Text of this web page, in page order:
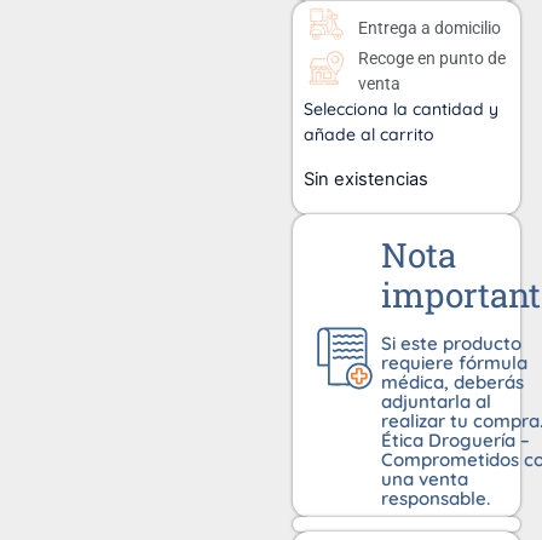
Entrega a domicilio
Recoge en punto de
venta
Selecciona la cantidad y
añade al carrito
Sin existencias
Nota
Si este producto
requiere fórmula
médica, deberás
adjuntarla al
realizar tu compra.
Ética Droguería –
Comprometidos
una venta
responsable.